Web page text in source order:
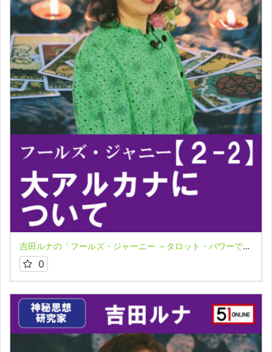
吉田ルナの「フールズ・ジャーニー ～タロット・パワーで飛翔する魂～」２－２
0